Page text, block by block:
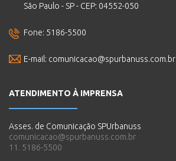
São Paulo - SP - CEP: 04552-050
Fone: 5186-5500
E-mail: comunicacao@spurbanuss.com.br
ATENDIMENTO À IMPRENSA
Asses. de Comunicação SPUrbanuss
comunicacao@spurbanuss.com.br
11. 5186-5500